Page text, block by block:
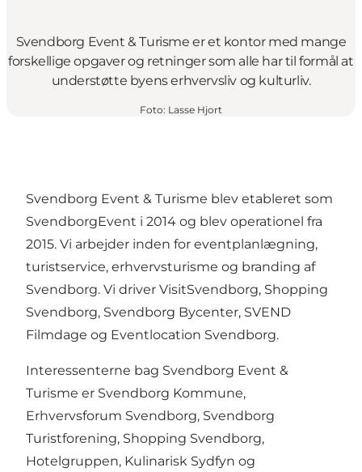
Svendborg Event & Turisme er et kontor med mange
forskellige opgaver og retninger som alle har til formål at
understøtte byens erhvervsliv og kulturliv.
Foto: Lasse Hjort
Svendborg Event & Turisme blev etableret som
SvendborgEvent i 2014 og blev operationel fra
2015. Vi arbejder inden for eventplanlægning,
turistservice, erhvervsturisme og branding af
Svendborg. Vi driver VisitSvendborg, Shopping
Svendborg, Svendborg Bycenter, SVEND
Filmdage og Eventlocation Svendborg.
Interessenterne bag Svendborg Event &
Turisme er Svendborg Kommune,
Erhvervsforum Svendborg, Svendborg
Turistforening, Shopping Svendborg,
Hotelgruppen, Kulinarisk Sydfyn og